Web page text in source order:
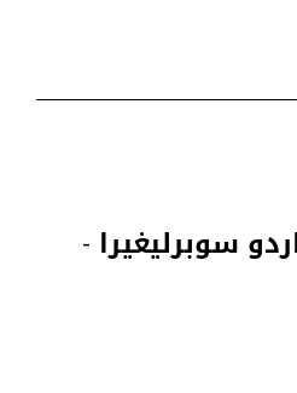
سوبرليغيرا -